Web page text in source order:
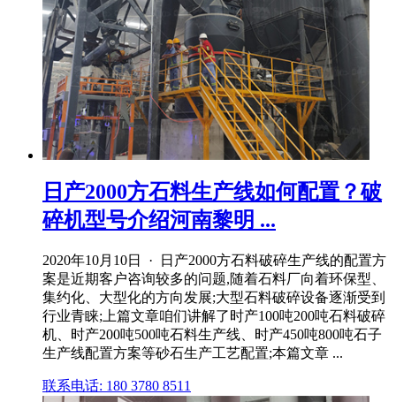
日产2000方石料生产线如何配置？破
碎机型号介绍河南黎明 ...
2020年10月10日 · 日产2000方石料破碎生产线的配置方
案是近期客户咨询较多的问题,随着石料厂向着环保型、
集约化、大型化的方向发展;大型石料破碎设备逐渐受到
行业青睐;上篇文章咱们讲解了时产100吨200吨石料破碎
机、时产200吨500吨石料生产线、时产450吨800吨石子
生产线配置方案等砂石生产工艺配置;本篇文章 ...
联系电话: 180 3780 8511